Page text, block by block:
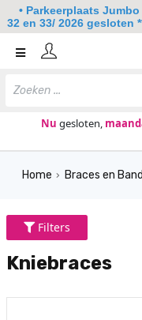
Nu gesloten,
Home
Keuken
Meer
Over ons
Home › Braces en
Filters
Kniebraces
• Parkeerplaats Jumbo
32 en 33/ 2026 gesloten